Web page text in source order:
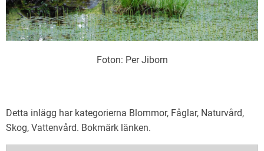
Foton: Per Jiborn
Detta inlägg har kategorierna Blommor, Fåglar, Naturvård,
Skog, Vattenvård. Bokmärk länken.